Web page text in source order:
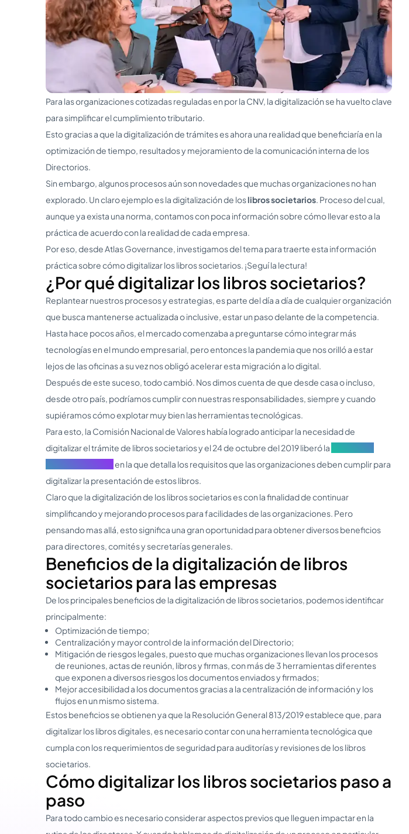
Para las organizaciones cotizadas reguladas en por la CNV, la digitalización se ha vuelto clave
para simplificar el cumplimiento tributario.
Esto gracias a que la digitalización de trámites es ahora una realidad que beneficiaría en la
optimización de tiempo, resultados y mejoramiento de la comunicación interna de los
Directorios.
Sin embargo, algunos procesos aún son novedades que muchas organizaciones no han
explorado. Un claro ejemplo es la digitalización de loslibros societarios. Proceso del cual,
aunque ya exista una norma, contamos con poca información sobre cómo llevar esto a la
práctica de acuerdo con la realidad de cada empresa.
Por eso, desde Atlas Governance, investigamos del tema para traerte esta información
práctica sobre cómo digitalizar los libros societarios. ¡Seguí la lectura!
¿Por qué digitalizar los libros societarios?
Replantear nuestros procesos y estrategias, es parte del día a día de cualquier organización
que busca mantenerse actualizada o inclusive, estar un paso delante de la competencia.
Hasta hace pocos años, el mercado comenzaba a preguntarse cómo integrar más
tecnologías en el mundo empresarial, pero entonces la pandemia que nos orilló a estar
lejos de las oficinas a su vez nos obligó acelerar esta migración a lo digital.
Después de este suceso, todo cambió. Nos dimos cuenta de que desde casa o incluso,
desde otro país, podríamos cumplir con nuestras responsabilidades, siempre y cuando
supiéramos cómo explotar muy bien las herramientas tecnológicas.
Para esto, la Comisión Nacional de Valores había logrado anticipar la necesidad de
digitalizar el trámite de libros societarios y el 24 de octubre del 2019 liberó la
en la que detalla los requisitos que las organizaciones deben cumplir para
digitalizar la presentación de estos libros.
Claro que la digitalización de los libros societarios es con la finalidad de continuar
simplificando y mejorando procesos para facilidades de las organizaciones. Pero
pensando mas allá, esto significa una gran oportunidad para obtener diversos beneficios
para directores, comités y secretarías generales.
Beneficios de la digitalización de libros
societarios para las empresas
De los principales beneficios de la digitalización de libros societarios, podemos identificar
principalmente:
Optimización de tiempo;
Centralización y mayor control de la información del Directorio;
Mitigación de riesgos legales, puesto que muchas organizaciones llevan los procesos
de reuniones, actas de reunión, libros y firmas, con más de 3 herramientas diferentes
que exponen a diversos riesgos los documentos enviados y firmados;
Mejor accesibilidad a los documentos gracias a la centralización de información y los
flujos en un mismo sistema.
Estos beneficios se obtienen ya que la Resolución General 813/2019 establece que, para
digitalizar los libros digitales, es necesario contar con una herramienta tecnológica que
cumpla con los requerimientos de seguridad para auditorías y revisiones de los libros
societarios.
Cómo digitalizar los libros societarios paso a
paso
Para todo cambio es necesario considerar aspectos previos que lleguen impactar en la